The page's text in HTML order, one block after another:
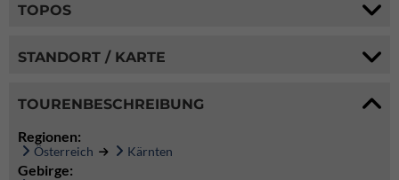
TOPOS
STANDORT / KARTE
TOURENBESCHREIBUNG
Regionen:
Österreich Kärnten
Gebirge: